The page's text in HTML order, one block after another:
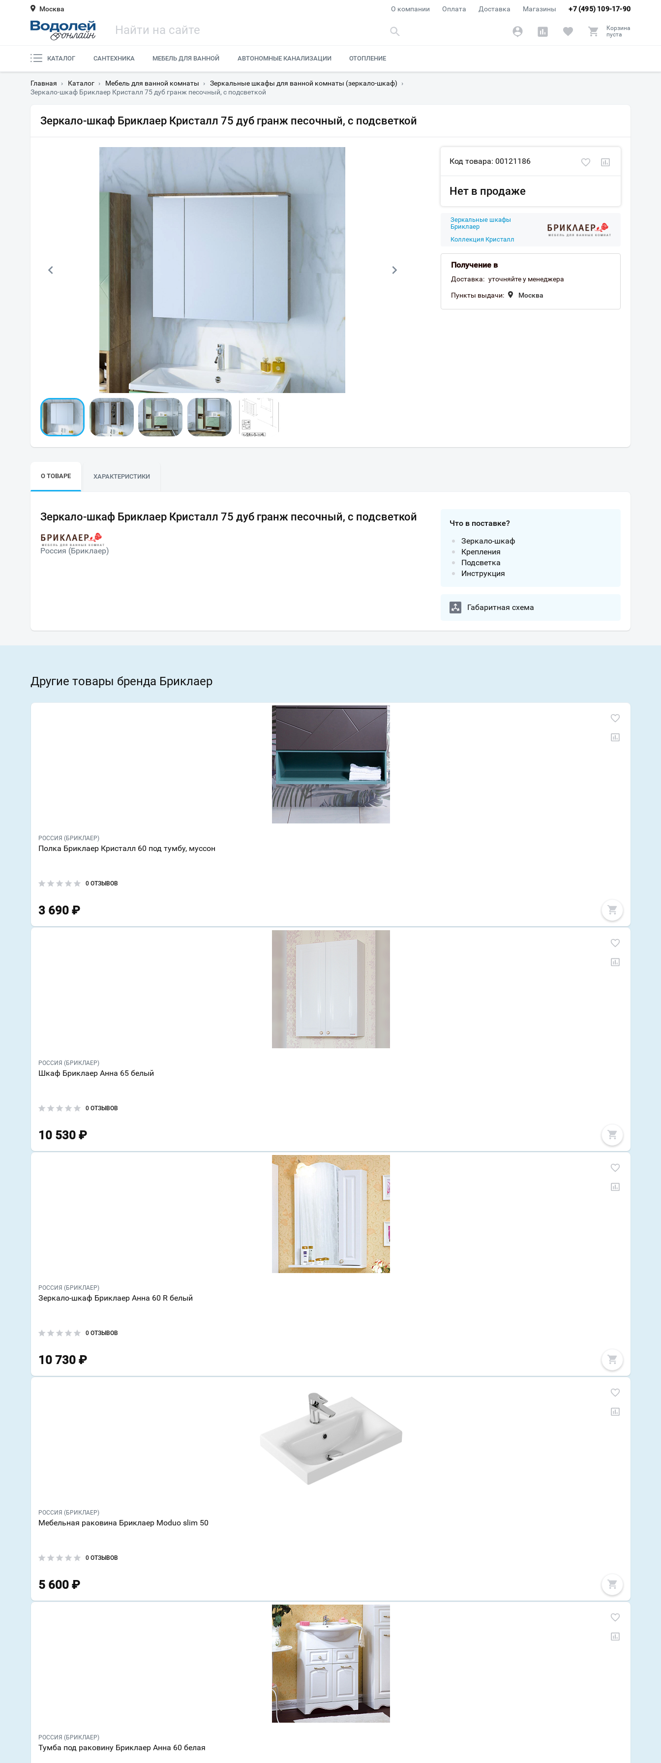
Москва +7 (495) 109-17-90
О компании Оплата Доставка Магазины
Корзина
пуста
КАТАЛОГ САНТЕХНИКА МЕБЕЛЬ ДЛЯ ВАННОЙ АВТОНОМНЫЕ КАНАЛИЗАЦИИ ОТОПЛЕНИЕ
Главная › Каталог › Мебель для ванной комнаты › Зеркальные шкафы для ванной комнаты (зеркало-шкаф)
›
Зеркало-шкаф Бриклаер Кристалл 75 дуб гранж песочный, с подсветкой
Зеркало-шкаф Бриклаер Кристалл 75 дуб гранж песочный, с подсветкой
Код товара: 00121186
Нет в продаже
Зеркальные шкафы
Бриклаер
Коллекция Кристалл
Получение в
Доставка: уточняйте у менеджера
Пункты выдачи: Москва
О ТОВАРЕ ХАРАКТЕРИСТИКИ
Зеркало-шкаф Бриклаер Кристалл 75 дуб гранж песочный, с подсветкой
Россия (Бриклаер)
Что в поставке?
Зеркало-шкаф
Крепления
Подсветка
Инструкция
Габаритная схема
Другие товары бренда Бриклаер
РОССИЯ (БРИКЛАЕР)
Полка Бриклаер Кристалл 60 под тумбу, муссон
0 ОТЗЫВОВ
3 690 ₽
РОССИЯ (БРИКЛАЕР)
Шкаф Бриклаер Анна 65 белый
0 ОТЗЫВОВ
10 530 ₽
РОССИЯ (БРИКЛАЕР)
Зеркало-шкаф Бриклаер Анна 60 R белый
0 ОТЗЫВОВ
10 730 ₽
РОССИЯ (БРИКЛАЕР)
Мебельная раковина Бриклаер Moduo slim 50
0 ОТЗЫВОВ
5 600 ₽
РОССИЯ (БРИКЛАЕР)
Тумба под раковину Бриклаер Анна 60 белая